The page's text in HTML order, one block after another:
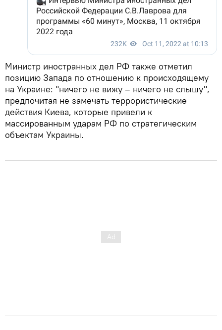
Министр иностранных дел РФ также отметил
позицию Запада по отношению к происходящему
на Украине: "ничего не вижу – ничего не слышу",
предпочитая не замечать террористические
действия Киева, которые привели к
массированным ударам РФ по стратегическим
объектам Украины.